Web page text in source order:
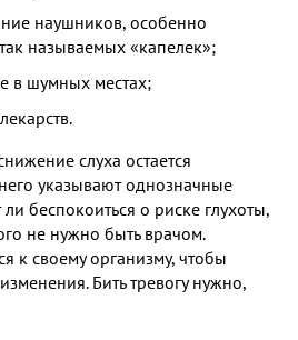
наушников, особенно
называемых «капелек»;
в шумных местах;
слуха остается
указывают однозначные
беспокоиться о риске глухоты,
не нужно быть врачом.
к своему организму, чтобы
Бить тревогу нужно,